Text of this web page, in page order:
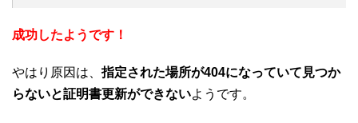
成功したようです！
やはり原因は、指定された場所が404になっていて見つか
らないと証明書更新ができないようです。